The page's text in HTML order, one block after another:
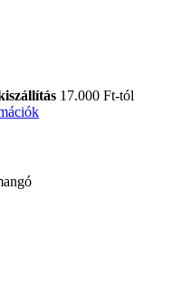
17.000 Ft-tól